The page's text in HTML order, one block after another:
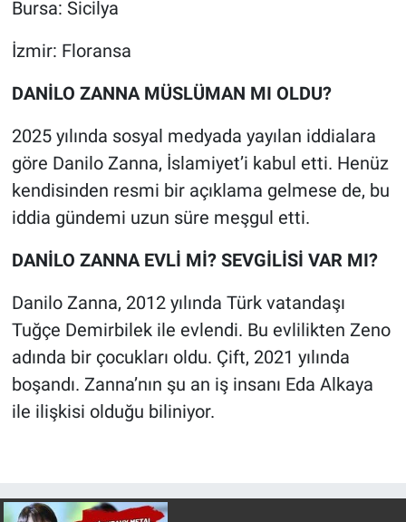
Bursa: Sicilya
İzmir: Floransa
DANİLO ZANNA MÜSLÜMAN MI OLDU?
2025 yılında sosyal medyada yayılan iddialara
göre Danilo Zanna, İslamiyet’i kabul etti. Henüz
kendisinden resmi bir açıklama gelmese de, bu
iddia gündemi uzun süre meşgul etti.
DANİLO ZANNA EVLİ Mİ? SEVGİLİSİ VAR MI?
Danilo Zanna, 2012 yılında Türk vatandaşı
Tuğçe Demirbilek ile evlendi. Bu evlilikten Zeno
adında bir çocukları oldu. Çift, 2021 yılında
boşandı. Zanna’nın şu an iş insanı Eda Alkaya
ile ilişkisi olduğu biliniyor.